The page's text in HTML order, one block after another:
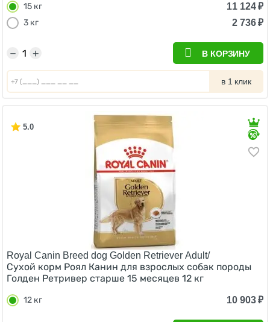
15 кг 11 124₽
3 кг
2 736₽
+
− В КОРЗИНУ
в 1 клик
5.0
Royal Canin Breed dog Golden Retriever Adult/
Сухой корм Роял Канин для взрослых собак породы
Голден Ретривер старше 15 месяцев 12 кг
12 кг 10 903₽